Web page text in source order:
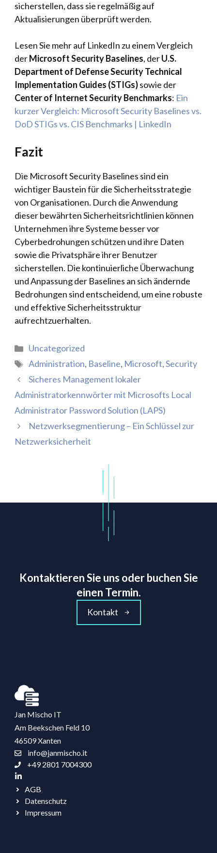
sicherstellen, dass sie regelmäßig auf
Aktualisierungen überprüft werden.
Lesen Sie mehr auf LinkedIn zu einem Vergleich
derMicrosoft Security Baselines, derU.S.
Department of Defense Security Technical
Implementation Guides (STIGs)sowie der
Center of Internet Security Benchmarks: Ein
kurzer Vergleich: Microsoft Security Baselines vs.
DoD STIGs vs. CIS Benchmarks | LinkedIn
Fazit
Die Microsoft Security Baselines sind ein
wichtiger Baustein für die Sicherheitsstrategie
von Organisationen. Durch die Anwendung
dieser bewährten Sicherheitsrichtlinien können
Unternehmen ihre Systeme besser vor
Cyberbedrohungen schützen und ihre Daten
sowie die Privatsphäre ihrer Benutzer
sicherstellen. Die kontinuierliche Überwachung
und Anpassung der Baselines an sich ändernde
Bedrohungen sind entscheidend, um eine robuste
und effektive Sicherheitsstruktur
aufrechtzuerhalten.
Kategorien
Uncategorized
Schlagwörter
Administration, Baseline, Microsoft,Security
Sicheres Management lokaler
Administratorkennwörter mit Microsofts Local
Administrator Password Solution (LAPS)
Netzwerksegmentierung – Ein Schlüssel zur
Netzwerksicherheit
Kontaktieren Sie uns oder buchen Sie
einen Termin.
Kontakt
Jan Mischo IT
Am Beekschen Feld 10
46509 Xanten
info@janmischo.it
+49 2801 7004300
AGB
Datenschutz
Impressum